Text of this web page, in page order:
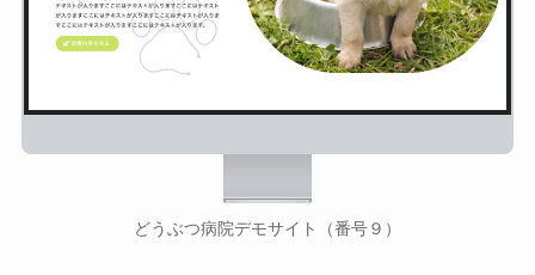
どうぶつ病院デモサイト（番号９）